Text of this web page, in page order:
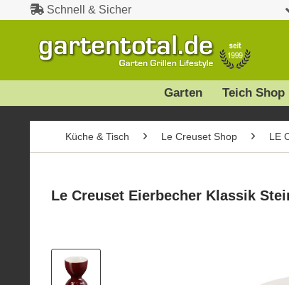
Schnell & Sicher
Garten Teich Shop
Küche & Tisch Le Creuset Shop LE
Le Creuset Eierbecher Klassik